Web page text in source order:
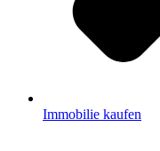
Immobilie kaufen